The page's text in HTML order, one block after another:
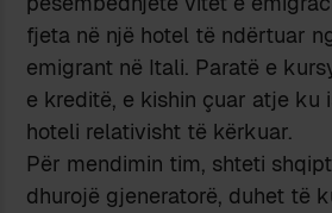
fjeta në një hotel të ndërtuar
emigrant në Itali. Paratë e
e kreditë, e kishin çuar atje ku
hoteli relativisht të kërkuar.
Për mendimin tim, shteti
dhurojë gjeneratorë, duhet të